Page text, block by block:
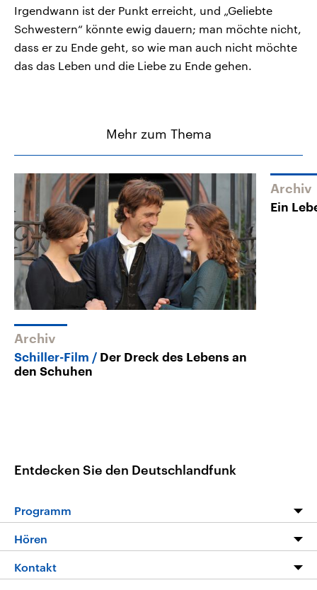
Irgendwann ist der Punkt erreicht, und „Geliebte
Schwestern“ könnte ewig dauern; man möchte nicht,
dass er zu Ende geht, so wie man auch nicht möchte
das das Leben und die Liebe zu Ende gehen.
Mehr zum Thema
Archiv
Schiller-Film
Der Dreck des Lebens an
den Schuhen
Archiv
Ein
Entdecken Sie den Deutschlandfunk
Programm
Programm
Die Nachrichten
Hören
Livestream
Kontakt